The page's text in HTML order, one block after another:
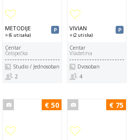
METODIJE
⭐ (6 utisaka)
Centar
Čelopečka
Studio / Jednosoban
2
VIVIAN
⭐ (2 utiska)
Centar
Vladetina
Dvosoban
4
€ 50 € 75